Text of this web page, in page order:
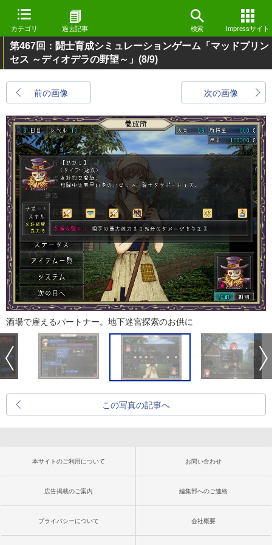
カテゴリ 過去記事 検索 Impressサイト
第467回：闘士育成シミュレーションゲーム「マッドプリン
セス ～ディオデラの野望～」 (8/9)
前の画像 次の画像
酒場で雇えるパートナー。地下迷宮探索のお供に
この写真の記事へ
本サイトのご利用について お問い合わせ
広告掲載のご案内 編集部へのご連絡
プライバシーについて 会社概要